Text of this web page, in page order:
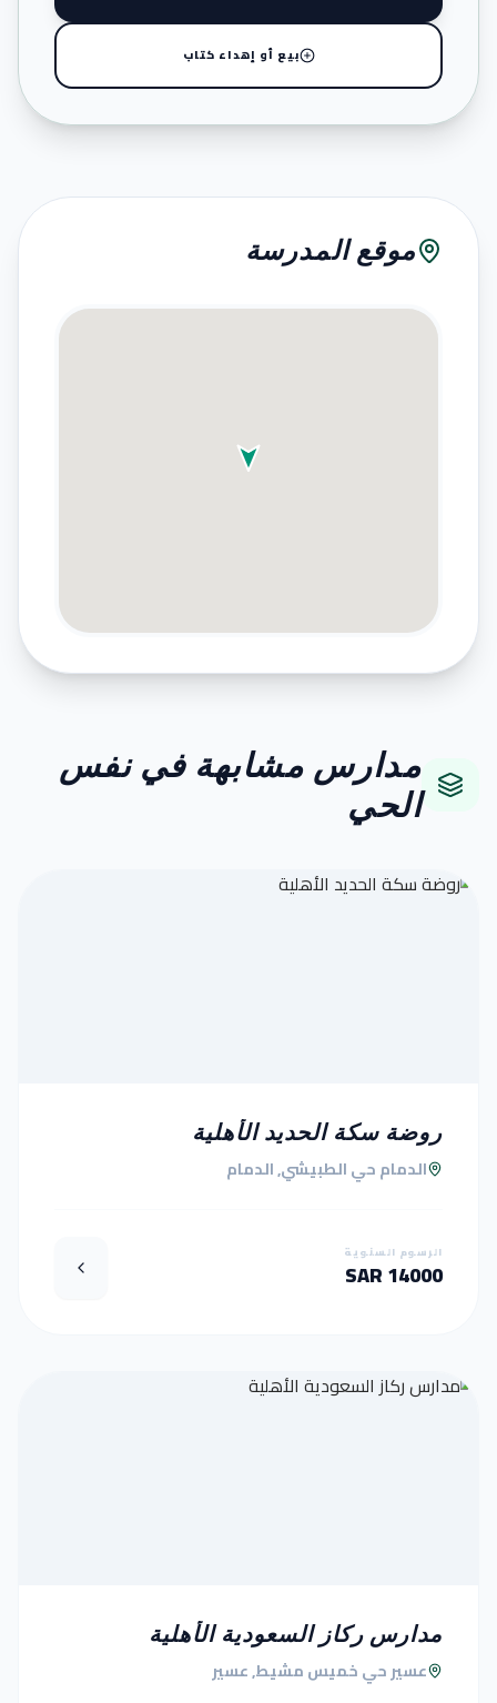
بيع أو إهداء كتاب
موقع المدرسة
مدارس مشابهة في نفس
الحي
روضة سكة الحديد الأهلية
الدمام حي الطبيشي, الدمام
الرسوم السنوية
14000 SAR
مدارس ركاز السعودية الأهلية
عسير حي خميس مشيط, عسير